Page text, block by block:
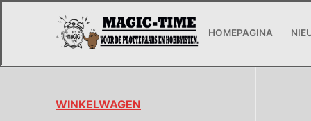
HOMEPAGINA
WINKELWAGEN